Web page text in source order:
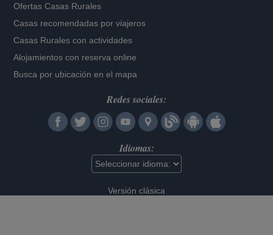
Ofertas Casas Rurales
Casas recomendadas por viajeros
Casas Rurales con actividades
Alojamientos con reserva online
Busca por ubicación en el mapa
Redes sociales:
Idiomas:
Versión clásica